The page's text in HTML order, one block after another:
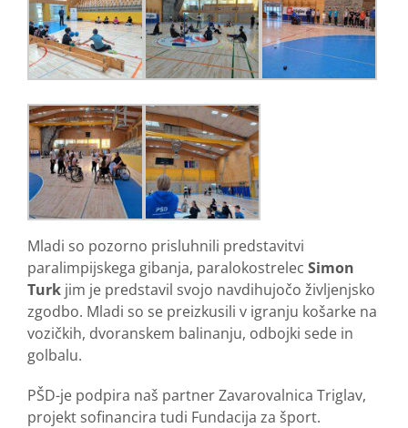
Mladi so pozorno prisluhnili predstavitvi
paralimpijskega gibanja, paralokostrelec Simon
Turk jim je predstavil svojo navdihujočo življenjsko
zgodbo. Mladi so se preizkusili v igranju košarke na
vozičkih, dvoranskem balinanju, odbojki sede in
golbalu.
PŠD-je podpira naš partner Zavarovalnica Triglav,
projekt sofinancira tudi Fundacija za šport.